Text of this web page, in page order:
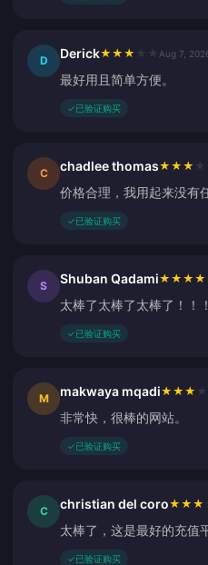
D Derick★ ★ ★ Aug 7,
最好用且简单方便。
✓已验证购买
C chadlee thomas★ ★ ★
价格合理，我用起来没有
✓已验证购买
S Shuban Qadami★ ★ ★ ★
太棒了太棒了太棒了！！
✓已验证购买
M makwaya mqadi★ ★ ★
非常快，很棒的网站。
✓已验证购买
C christian del coro★ ★ ★
太棒了，这是最好的充值
✓已验证购买